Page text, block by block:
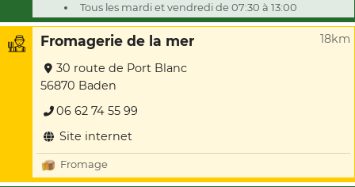
Tous les mardi et vendredi de 07:30 à 13:00
Fromagerie de la mer 18km
30 route de Port Blanc
56870 Baden
06 62 74 55 99
Site internet
Fromage